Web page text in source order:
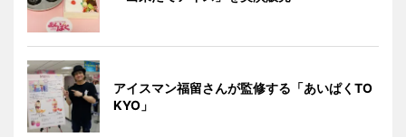
アイスマン福留さんが監修する「あいぱくTO
KYO」